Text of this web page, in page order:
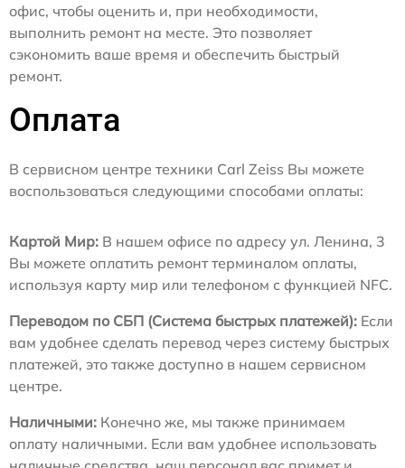
офис, чтобы оценить и, при необходимости,
выполнить ремонт на месте. Это позволяет
сэкономить ваше время и обеспечить быстрый
ремонт.
Оплата
В сервисном центре техники Carl Zeiss Вы можете
воспользоваться следующими способами оплаты:
Картой Мир: В нашем офисе по адресу ул. Ленина, 3
Вы можете оплатить ремонт терминалом оплаты,
используя карту мир или телефоном с функцией NFC.
Переводом по СБП (Система быстрых платежей): Если
вам удобнее сделать перевод через систему быстрых
платежей, это также доступно в нашем сервисном
центре.
Наличными: Конечно же, мы также принимаем
оплату наличными. Если вам удобнее использовать